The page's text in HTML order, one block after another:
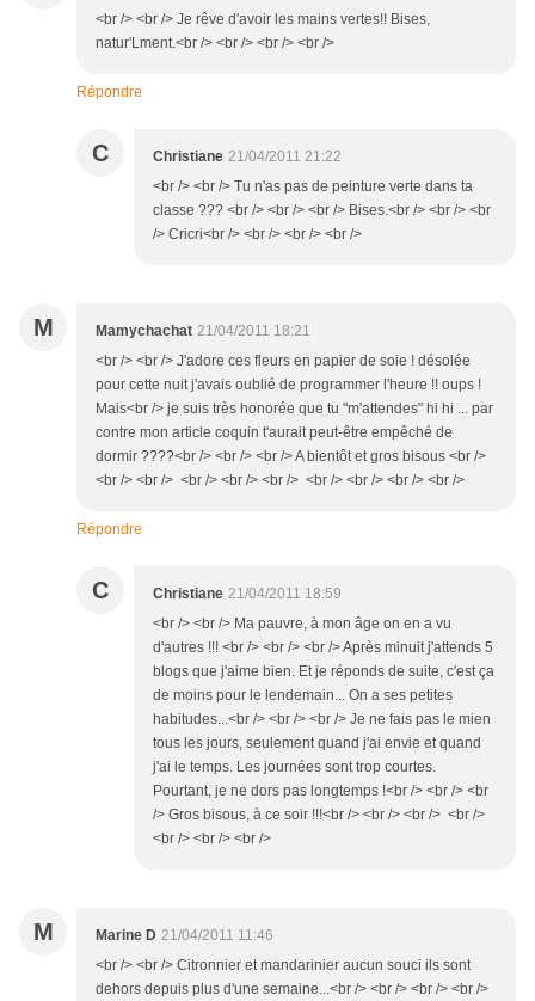
<br /> <br /> Je rêve d'avoir les mains vertes!! Bises,
natur'Lment.<br /> <br /> <br /> <br />
Répondre
C Christiane 21/04/2011 21:22
<br /> <br /> Tu n'as pas de peinture verte dans ta
classe ??? <br /> <br /> <br /> Bises.<br /> <br /> <br
/> Cricri<br /> <br /> <br /> <br />
M Mamychachat 21/04/2011 18:21
<br /> <br /> J'adore ces fleurs en papier de soie ! désolée
pour cette nuit j'avais oublié de programmer l'heure !! oups !
Mais<br /> je suis très honorée que tu "m'attendes" hi hi ... par
contre mon article coquin t'aurait peut-être empêché de
dormir ????<br /> <br /> <br /> A bientôt et gros bisous <br />
<br /> <br /> <br /> <br /> <br /> <br /> <br /> <br /> <br />
Répondre
C Christiane 21/04/2011 18:59
<br /> <br /> Ma pauvre, à mon âge on en a vu
d'autres !!! <br /> <br /> <br /> Après minuit j'attends 5
blogs que j'aime bien. Et je réponds de suite, c'est ça
de moins pour le lendemain... On a ses petites
habitudes...<br /> <br /> <br /> Je ne fais pas le mien
tous les jours, seulement quand j'ai envie et quand
j'ai le temps. Les journées sont trop courtes.
Pourtant, je ne dors pas longtemps !<br /> <br /> <br
/> Gros bisous, à ce soir !!!<br /> <br /> <br /> <br />
<br /> <br /> <br />
M Marine D 21/04/2011 11:46
<br /> <br /> Citronnier et mandarinier aucun souci ils sont
dehors depuis plus d'une semaine...<br /> <br /> <br /> <br />